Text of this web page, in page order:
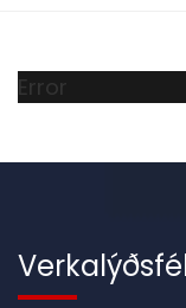
Error